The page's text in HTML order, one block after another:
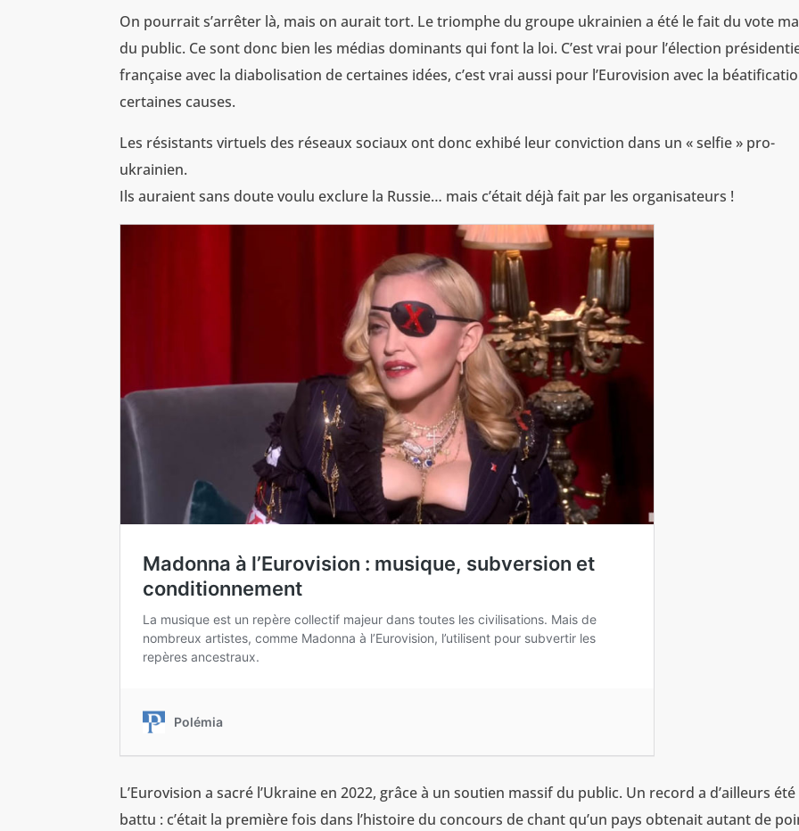
On pourrait s’arrêter là, mais on aurait tort. Le triomphe du groupe ukrainien a été le fait du vote
du public. Ce sont donc bien les médias dominants qui font la loi. C’est vrai pour l’élection
française avec la diabolisation de certaines idées, c’est vrai aussi pour l’Eurovision avec la
certaines causes.
Les résistants virtuels des réseaux sociaux ont donc exhibé leur conviction dans un « selfie » pro-
ukrainien.
Ils auraient sans doute voulu exclure la Russie… mais c’était déjà fait par les organisateurs !
L’Eurovision a sacré l’Ukraine en 2022, grâce à un soutien massif du public. Un record a d’ailleurs été
battu : c’était la première fois dans l’histoire du concours de chant qu’un pays obtenait autant de